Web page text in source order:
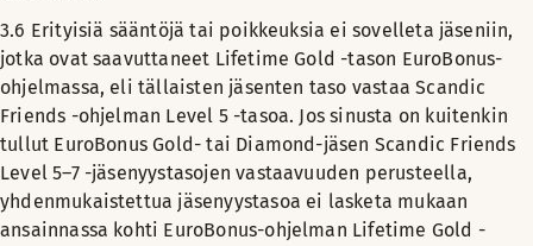
3.6 Erityisiä sääntöjä tai poikkeuksia ei sovelleta jäseniin,
jotka ovat saavuttaneet Lifetime Gold -tason EuroBonus-
ohjelmassa, eli tällaisten jäsenten taso vastaa Scandic
Friends -ohjelman Level 5 -tasoa. Jos sinusta on kuitenkin
tullut EuroBonus Gold- tai Diamond-jäsen Scandic Friends
Level 5–7 -jäsenyystasojen vastaavuuden perusteella,
yhdenmukaistettua jäsenyystasoa ei lasketa mukaan
ansainnassa kohti EuroBonus-ohjelman Lifetime Gold -